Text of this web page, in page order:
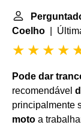
Coelho |
Pode dar
recomendável
principalmente
moto a